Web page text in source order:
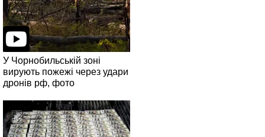
У Чорнобильській зоні
вирують пожежі через удари
дронів рф, фото